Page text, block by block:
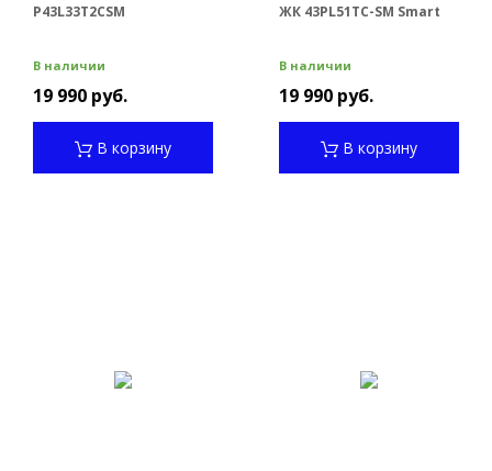
P43L33T2CSM
В наличии
19 990 руб.
В корзину
ЖК 43PL51TC-SM Smart
В наличии
19 990 руб.
В корзину